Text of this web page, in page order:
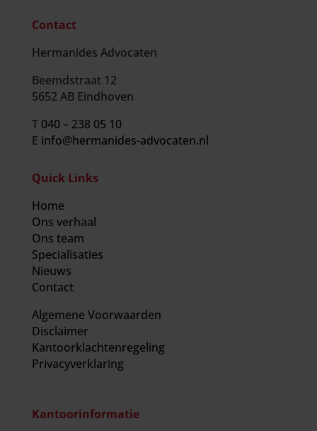
Contact
Hermanides Advocaten
Beemdstraat 12
5652 AB Eindhoven
T040 – 238 05 10
E info@hermanides-advocaten.nl
Quick Links
Home
Ons verhaal
Ons team
Specialisaties
Nieuws
Contact
Algemene Voorwaarden
Disclaimer
Kantoorklachtenregeling
Privacyverklaring
Kantoorinformatie